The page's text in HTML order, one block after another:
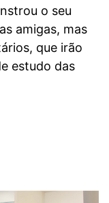
o seu
amigas, mas
que irão
estudo das